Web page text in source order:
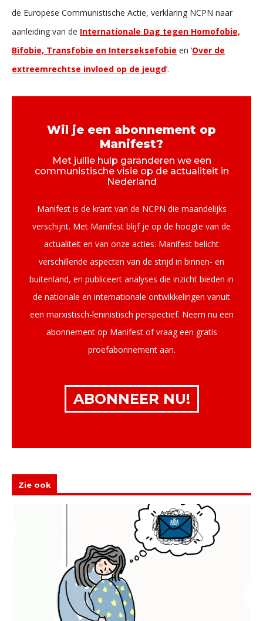
de Europese Communistische Actie, verklaring NCPN naar
aanleiding van de Internationale Dag tegen Homofobie,
Bifobie, Transfobie en Interseksefobie en ‘Over de
extreemrechtse invloed op de jeugd’.
Wil je een abonnement op
Manifest?
Met jullie hulp garanderen we een
communistische visie op de actualiteit in
Nederland
Manifest is de krant van de NCPN die maandelijks
verschijnt. Met Manifest blijf je op de hoogte van de
actualiteit en van onze acties. Manifest belicht
verschillende aspecten van de strijd in binnen- en
buitenland, en publiceert analyses die inzicht bieden in
de nationale en internationale ontwikkelingen vanuit
een marxistisch-leninistisch perspectief. Neem nu een
abonnement op Manifest of vraag een gratis
proefabonnement aan.
ABONNEER NU!
Zie ook